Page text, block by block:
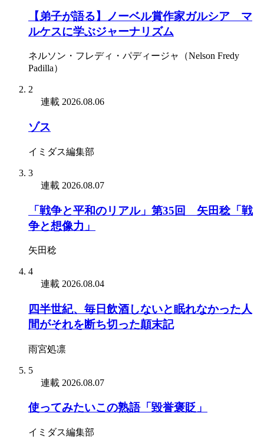
【弟子が語る】ノーベル賞作家ガルシア゠マ
ルケスに学ぶジャーナリズム
ネルソン・フレディ・パディージャ（Nelson Fredy
Padilla）
2
連載 2026.08.06
ゾス
イミダス編集部
3
連載 2026.08.07
「戦争と平和のリアル」第35回 矢田稔「戦
争と想像力」
矢田稔
4
連載 2026.08.04
四半世紀、毎日飲酒しないと眠れなかった人
間がそれを断ち切った顛末記
雨宮処凛
5
連載 2026.08.07
使ってみたいこの熟語「毀誉褒貶」
イミダス編集部